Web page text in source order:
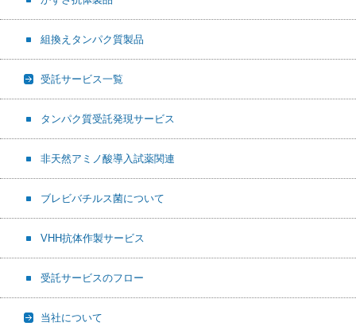
組換えタンパク質製品
受託サービス一覧
タンパク質受託発現サービス
非天然アミノ酸導入試薬関連
ブレビバチルス菌について
VHH抗体作製サービス
受託サービスのフロー
当社について